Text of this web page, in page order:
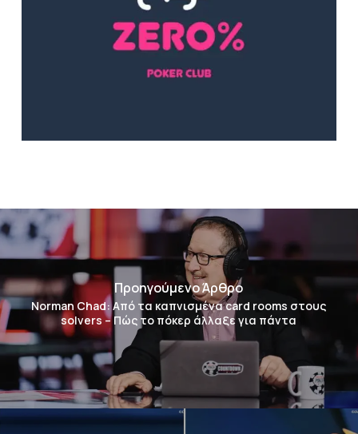
Προηγούμενο Άρθρο
Norman Chad: Από τα καπνισμένα card rooms στους
solvers – Πώς το πόκερ άλλαξε για πάντα